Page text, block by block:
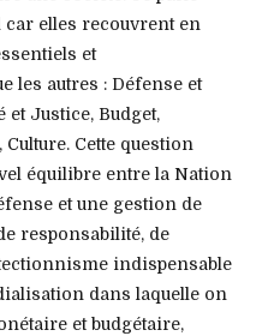
car elles recouvrent en
et
les autres : Défense et
et Justice, Budget,
Cette question
équilibre entre la Nation
et une gestion de
responsabilité, de
indispensable
dans laquelle on
et budgétaire,